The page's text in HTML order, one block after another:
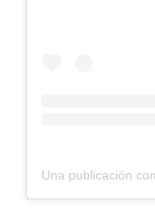
Una publicación